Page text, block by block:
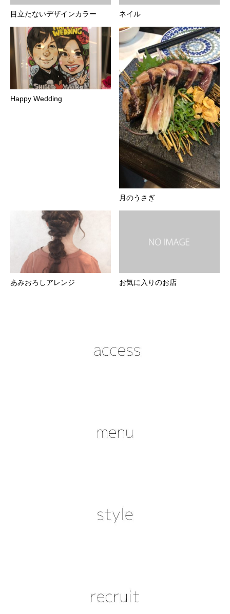
目立たないデザインカラー ネイル
Happy Wedding
月のうさぎ
あみおろしアレンジ お気に入りのお店